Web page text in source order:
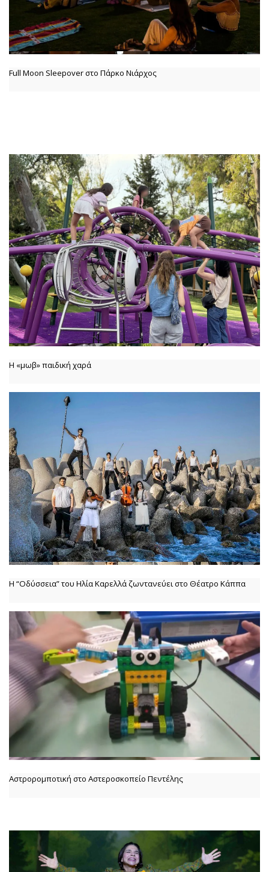
Full Moon Sleepover στο Πάρκο Νιάρχος
Η «μωβ» παιδική χαρά
Η “Οδύσσεια” του Ηλία Καρελλά ζωντανεύει στο Θέατρο Κάππα
Αστρορομποτική στο Αστεροσκοπείο Πεντέλης